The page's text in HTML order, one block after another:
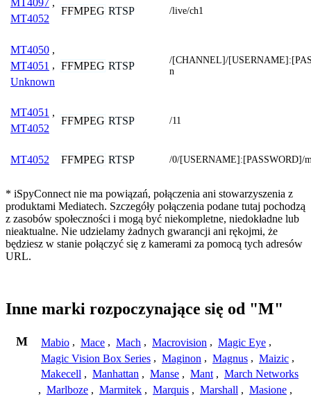
MT4097 ,
MT4052
FFMPEG RTSP /live/ch1
MT4050 ,
MT4051 ,
Unknown
FFMPEG RTSP
/[CHANNEL]/
n
MT4051 ,
MT4052
FFMPEG RTSP /11
MT4052 FFMPEG RTSP /0/[USERNAME]:[PASSWORD]/
* iSpyConnect nie ma powiązań, połączenia ani stowarzyszenia z
produktami Mediatech. Szczegóły połączenia podane tutaj pochodzą
z zasobów społeczności i mogą być niekompletne, niedokładne lub
nieaktualne. Nie udzielamy żadnych gwarancji ani rękojmi, że
będziesz w stanie połączyć się z kamerami za pomocą tych adresów
URL.
Inne marki rozpoczynające się od "M"
M Mabio , Mace , Mach , Macrovision , Magic Eye ,
Magic Vision Box Series , Maginon , Magnus , Maizic ,
Makecell , Manhattan , Manse , Mant , March Networks
, Marlboze , Marmitek , Marquis , Marshall , Masione ,